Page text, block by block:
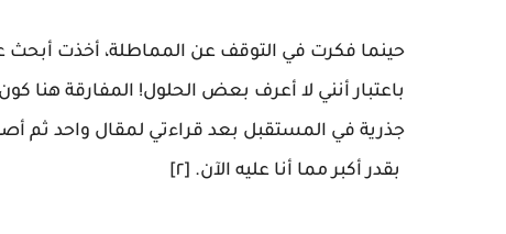
حينما فكرت في التوقف عن المماطلة، أخذت أبحث
باعتبار أنني لا أعرف بعض الحلول! المفارقة
جذرية في المستقبل بعد قراءتي لمقال واحد ثم
‏بقدر أكبر مما أنا عليه الآن. [٢]